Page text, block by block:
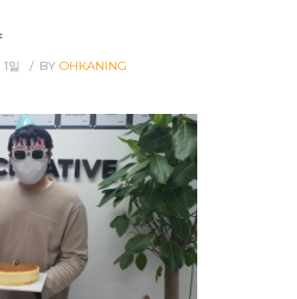
일 BY OHKANING